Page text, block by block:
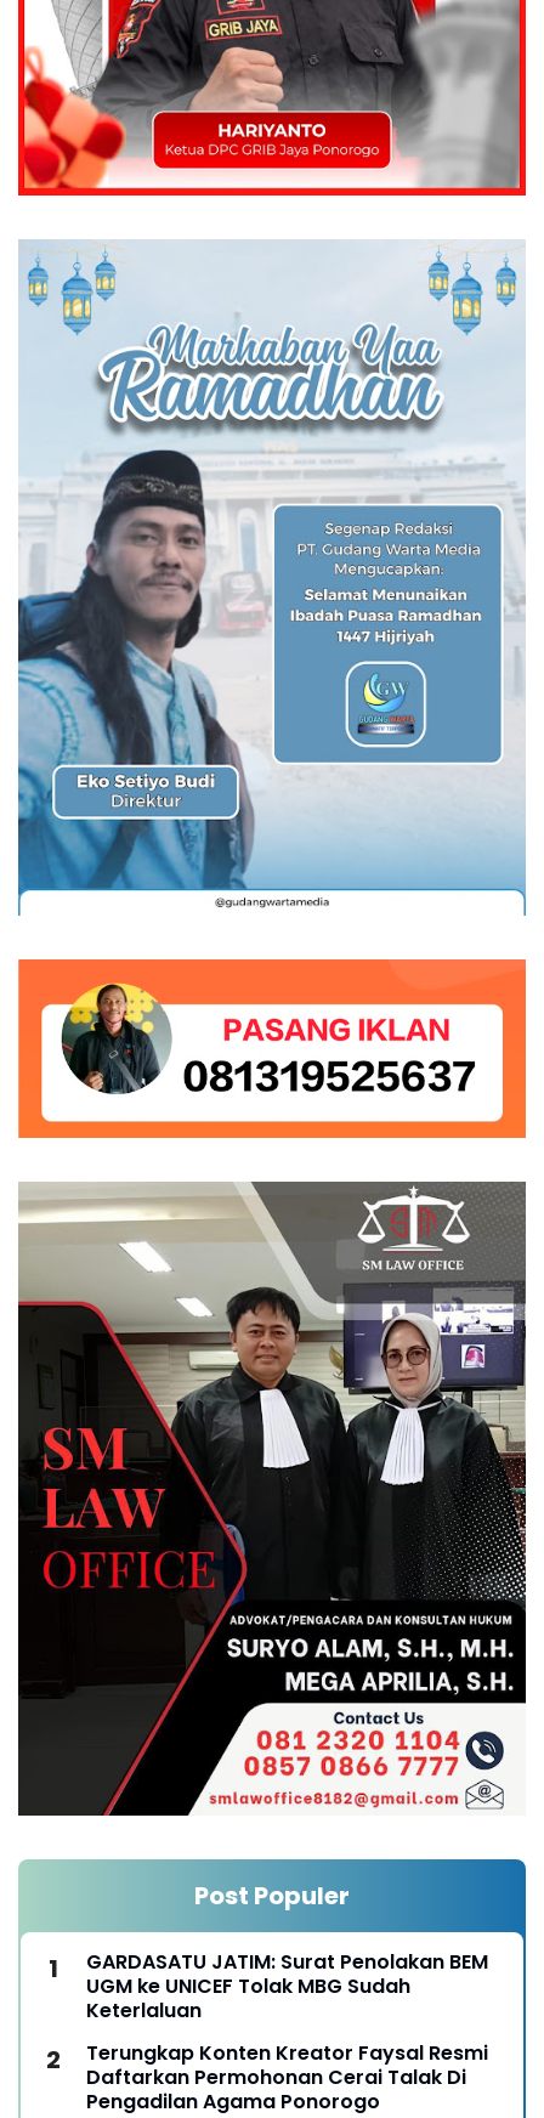
Post Populer
GARDASATU JATIM: Surat Penolakan BEM
UGM ke UNICEF Tolak MBG Sudah
Keterlaluan
Terungkap Konten Kreator Faysal Resmi
Daftarkan Permohonan Cerai Talak Di
Pengadilan Agama Ponorogo